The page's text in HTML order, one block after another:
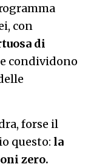
con
di
condividono
forse il
questo: la
zero.